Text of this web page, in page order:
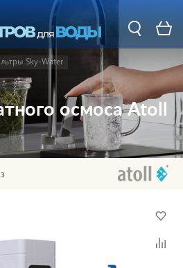
Sky-Water
осмоса Atoll